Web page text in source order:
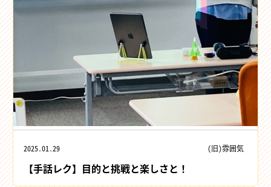
2025.01.29 (旧)雰囲気
【手話レク】目的と挑戦と楽しさと！